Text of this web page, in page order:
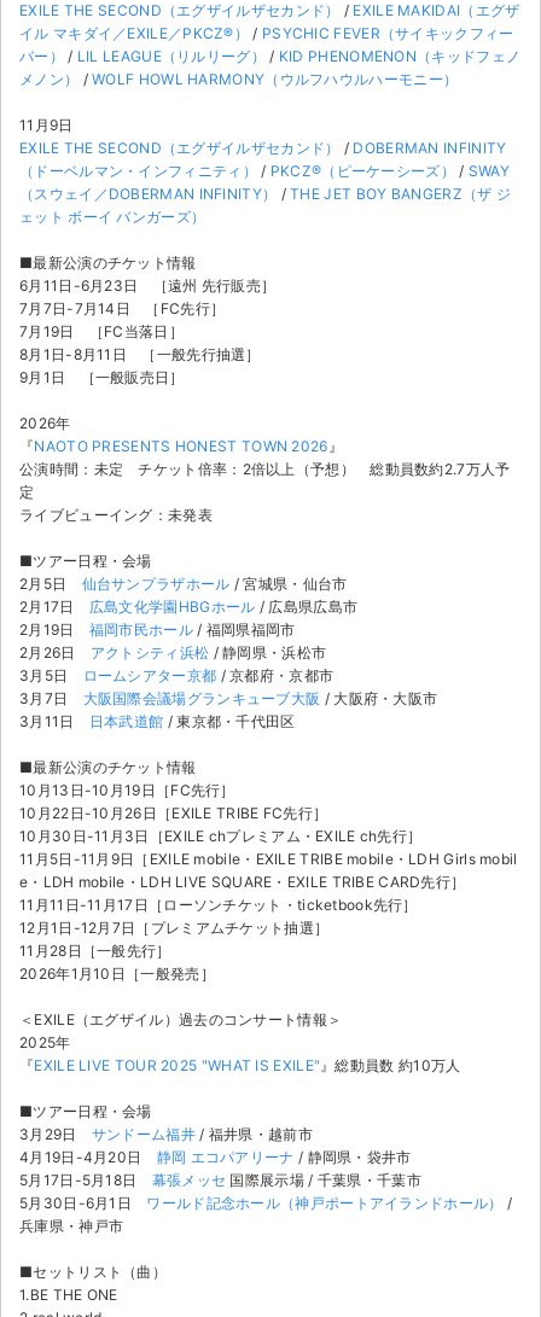
音楽情報
EXILE THE SECOND（エグザイルザセカンド）
/ EXILE MAKIDAI（エグザ
イル マキダイ／EXILE／PKCZ®）
/ PSYCHIC FEVER（サイキックフィー
バー）
/ LIL LEAGUE（リルリーグ） / KID PHENOMENON（キッドフェノ
メノン）
/WOLF HOWL HARMONY（ウルフハウルハーモニー）
11月9日
EXILE THE SECOND（エグザイルザセカンド）
/ DOBERMAN INFINITY
（ドーベルマン・インフィニティ）
/ PKCZ®（ピーケーシーズ） / SWAY
（スウェイ／DOBERMAN INFINITY）
/THE JET BOY BANGERZ（ザ ジ
ェット ボーイ バンガーズ）
■最新公演のチケット情報
6月11日-6月23日 ［遠州 先行販売］
7月7日-7月14日 ［FC先行］
7月19日 ［FC当落日］
8月1日-8月11日 ［一般先行抽選］
9月1日 ［一般販売日］
2026年
『NAOTO PRESENTS HONEST TOWN 2026』
公演時間：未定 チケット倍率：2倍以上（予想） 総動員数約2.7万人予
定
ライブビューイング：未発表
■ツアー日程・会場
2月5日 仙台サンプラザホール / 宮城県・仙台市
2月17日 広島文化学園HBGホール / 広島県広島市
2月19日 福岡市民ホール/ 福岡県福岡市
2月26日 アクトシティ浜松 / 静岡県・浜松市
3月5日
ロームシアター京都 / 京都府・京都市
3月7日 大阪国際会議場グランキューブ大阪 / 大阪府・大阪市
3月11日
日本武道館 / 東京都・千代田区
■最新公演のチケット情報
10月13日-10月19日［FC先行］
10月22日-10月26日［EXILE TRIBE FC先行］
10月30日-11月3日［EXILE chプレミアム・EXILE ch先行］
11月5日-11月9日［EXILE mobile・EXILE TRIBE mobile・LDH Girls mobil
e・LDH mobile・LDH LIVE SQUARE・EXILE TRIBE CARD先行］
11月11日-11月17日［ローソンチケット・ticketbook先行］
12月1日-12月7日［プレミアムチケット抽選］
11月28日［一般先行］
2026年1月10日［一般発売］
＜EXILE（エグザイル）過去のコンサート情報＞
2025年
『EXILE LIVE TOUR 2025 "WHAT IS EXILE"』総動員数 約10万人
■ツアー日程・会場
3月29日 サンドーム福井/ 福井県・越前市
4月19日-4月20日 静岡 エコパアリーナ / 静岡県・袋井市
5月17日-5月18日 幕張メッセ 国際展示場 / 千葉県・千葉市
5月30日-6月1日 ワールド記念ホール（神戸ポートアイランドホール）
/
兵庫県・神戸市
■セットリスト（曲）
1.BE THE ONE